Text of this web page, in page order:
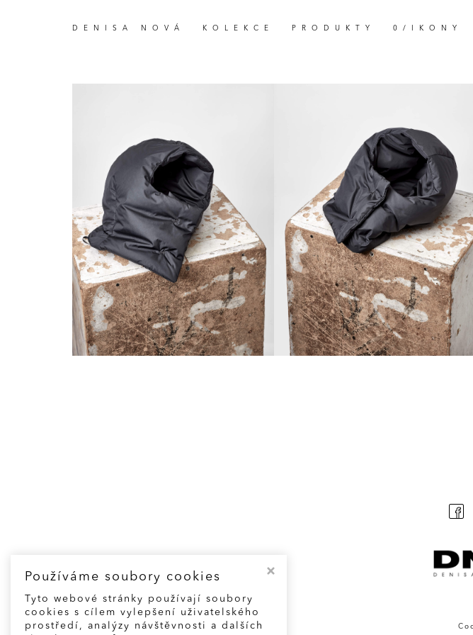
DENISA NOVÁ KOLEKCE PRODUKTY 0/IKONY
Používáme soubory cookies
Tyto webové stránky používají soubory
cookies s cílem vylepšení uživatelského
prostředí, analýzy návštěvnosti a dalších